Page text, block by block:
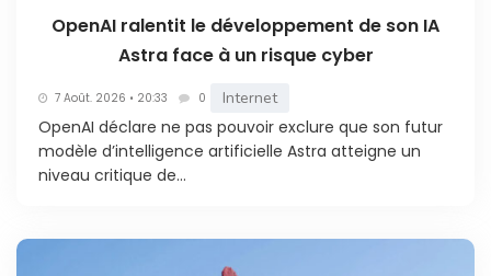
OpenAI ralentit le développement de son IA
Astra face à un risque cyber
7 Août. 2026 • 20:33 0 Internet
OpenAI déclare ne pas pouvoir exclure que son futur
modèle d’intelligence artificielle Astra atteigne un
niveau critique de...